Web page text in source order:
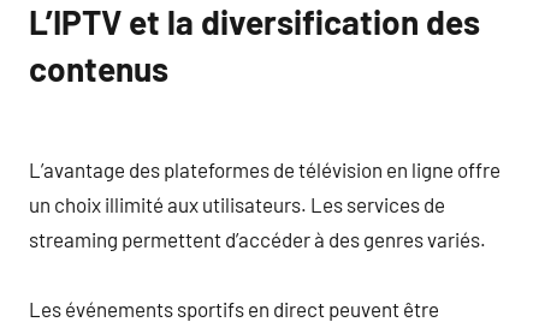
L’IPTV et la diversification des
contenus
L’avantage des plateformes de télévision en ligne offre
un choix illimité aux utilisateurs. Les services de
streaming permettent d’accéder à des genres variés.
Les événements sportifs en direct peuvent être